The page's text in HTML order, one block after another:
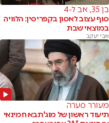
בן 35, אב ל-4
סוף עצוב לאסון בקפריסין: הלוויה
במוצאי שבת
אבי יעקב
מעורר סערה
תיעוד ראשון של מוג'תבא חמינאי